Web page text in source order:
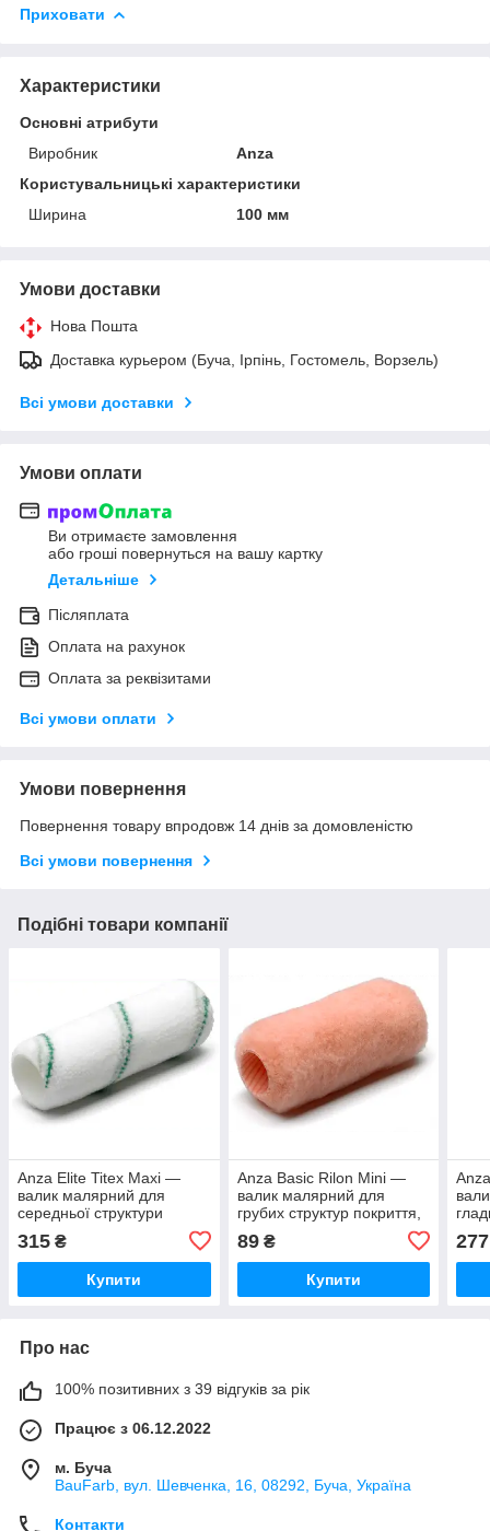
Приховати
Характеристики
Основні атрибути
Виробник
Anza
Користувальницькі характеристики
Ширина
100 мм
Умови доставки
Нова Пошта
Доставка курьером (Буча, Ірпінь, Гостомель, Ворзель)
Всі умови доставки
Умови оплати
Ви отримаєте замовлення
або гроші повернуться на вашу картку
Детальніше
Післяплата
Оплата на рахунок
Оплата за реквізитами
Всі умови оплати
Умови повернення
Повернення товару впродовж 14 днів за домовленістю
Всі умови повернення
Подібні товари компанії
Anza Elite Titex Maxi —
валик малярний для
середньої структури
315 ₴
Купити
Anza Basic Rilon Mini —
валик малярний для
грубих структур покриття,
89₴
Купити
277
Про нас
100% позитивних з 39 відгуків за рік
Працює з 06.12.2022
м. Буча
BauFarb, вул. Шевченка, 16, 08292, Буча, Україна
Контакти